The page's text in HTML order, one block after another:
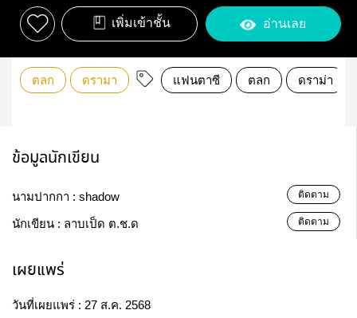
เพิ่มเข้าชั้น อ่านเลย
ตลก ดรามา แฟนตาซี ตลก ดราม่า
ข้อมูลนักเขียน
นามปากกา : shadow ติดตาม
นักเขียน : ลาบเป็ด ต.ช.ด ติดตาม
เผยแพร่
วันที่เผยแพร่ : 27 ส.ค. 2568